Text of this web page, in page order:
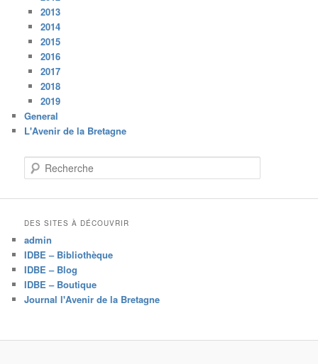
2013
2014
2015
2016
2017
2018
2019
General
L'Avenir de la Bretagne
e
c
h
e
DES SITES À DÉCOUVRIR
admin
IDBE – Bibliothèque
IDBE – Blog
IDBE – Boutique
Journal l'Avenir de la Bretagne